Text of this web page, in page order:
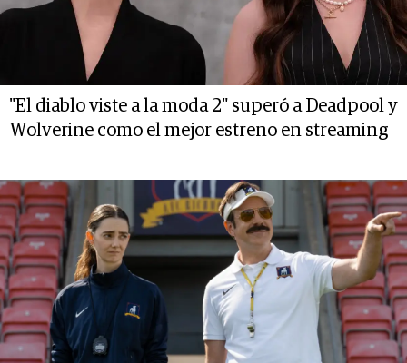
"El diablo viste a la moda 2" superó a Deadpool y
Wolverine como el mejor estreno en streaming